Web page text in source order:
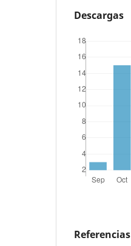
Descargas
Referencias